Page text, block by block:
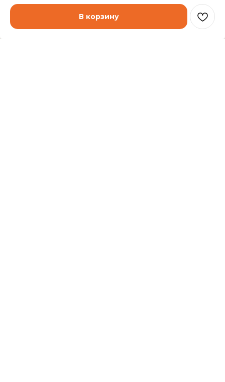
В корзину